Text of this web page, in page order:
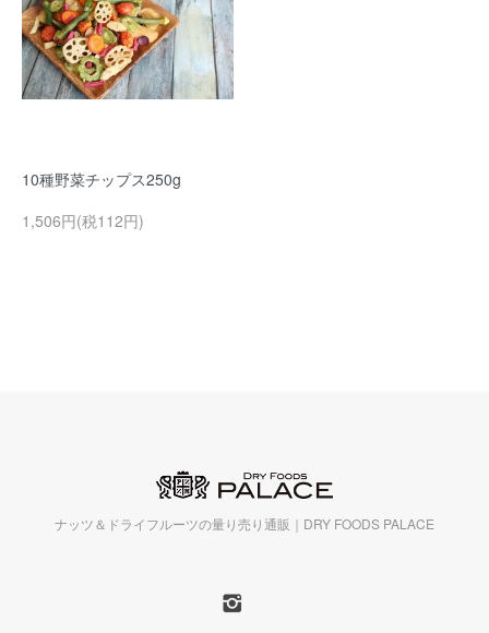
10種野菜チップス250g
1,506円(税112円)
ナッツ＆ドライフルーツの量り売り通販｜DRY FOODS PALACE